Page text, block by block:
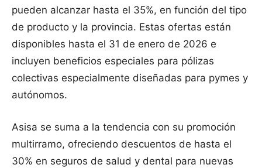
pueden alcanzar hasta el 35%, en función del tipo
de producto y la provincia. Estas ofertas están
disponibles hasta el 31 de enero de 2026 e
incluyen beneficios especiales para pólizas
colectivas especialmente diseñadas para pymes y
autónomos.
Asisa se suma a la tendencia con su promoción
multirramo, ofreciendo descuentos de hasta el
30% en seguros de salud y dental para nuevas